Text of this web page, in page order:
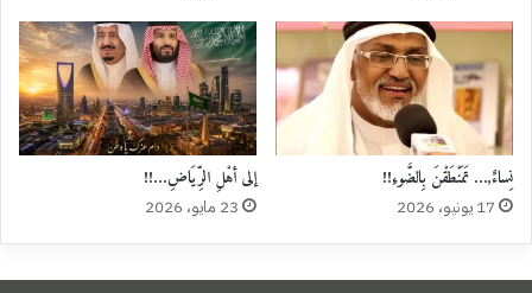
نِساءٌ,… تَمَنْطَقْنَ بِالضَّوءِ!!
17 يونيو، 2026
إلى أهْلِ الرِّيَاضِ…!!
23 مايو، 2026